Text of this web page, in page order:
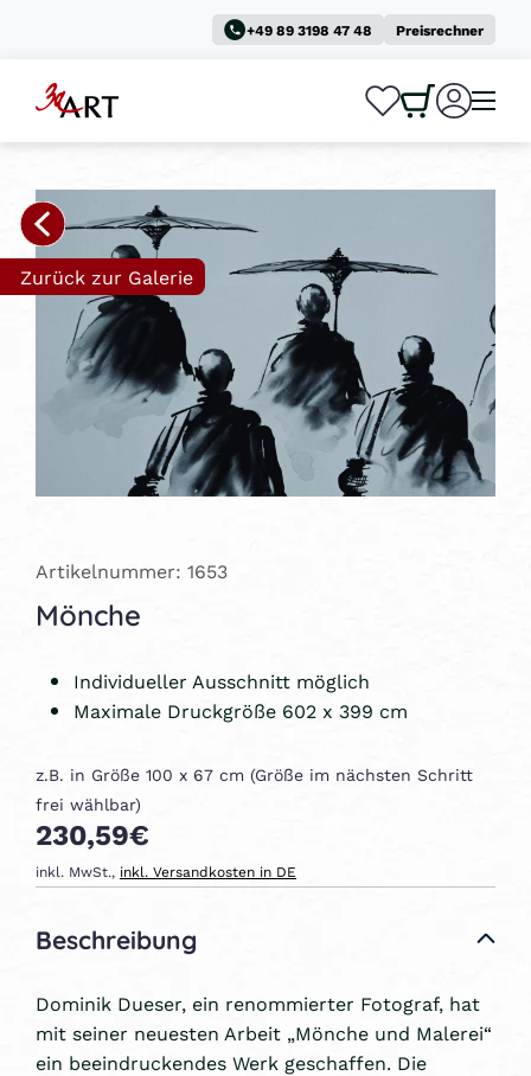
+49 89 3198 47 48 Preisrechner
0
Zurück zur Galerie
Artikelnummer: 1653
Mönche
Individueller Ausschnitt möglich
Maximale Druckgröße 602 x 399 cm
z.B. in Größe 100 x 67 cm (Größe im nächsten Schritt
frei wählbar)
230,59€
inkl. MwSt., inkl. Versandkosten in DE
Beschreibung
Dominik Dueser, ein renommierter Fotograf, hat
mit seiner neuesten Arbeit „Mönche und Malerei“
ein beeindruckendes Werk geschaffen. Die